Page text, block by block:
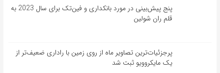
پنج پیش‌بینی در مورد بانکداری و فین‌تک برای سال 2023 به
قلم ران شولین
پرجزئیات‌ترین تصاویر ماه از روی زمین با راداری ضعیف‌تر از
یک مایکروویو ثبت شد